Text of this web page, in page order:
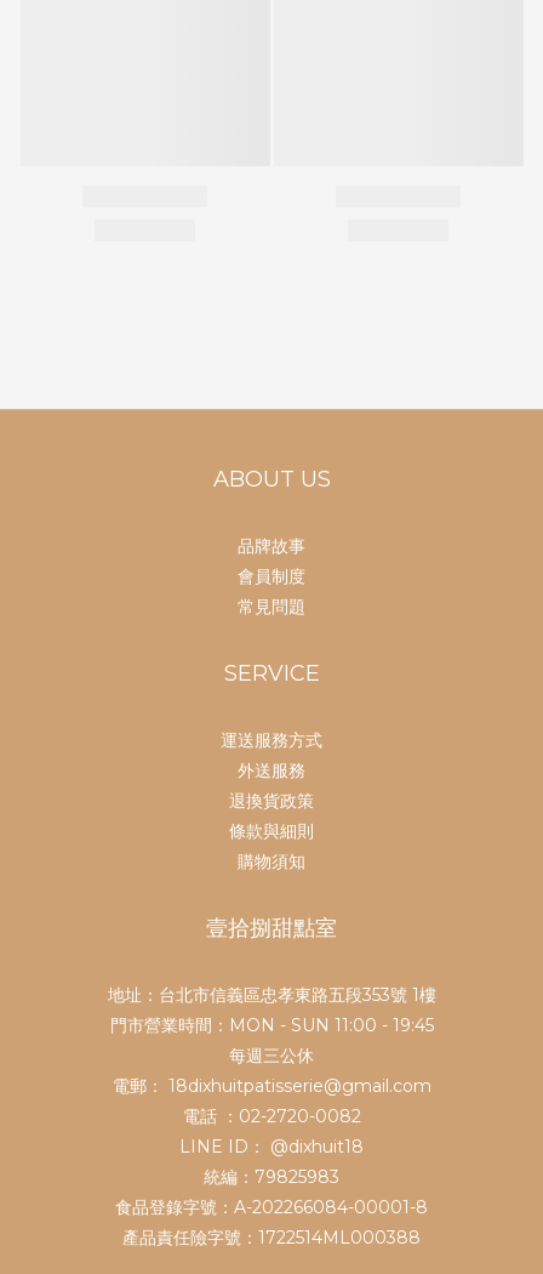
ABOUT US
品牌故事
會員制度
常見問題
SERVICE
運送服務方式
外送服務
退換貨政策
條款與細則
購物須知
壹拾捌甜點室
地址：台北市信義區忠孝東路五段353號 1樓
門市營業時間：MON - SUN 11:00 - 19:45
每週三公休
電郵： 18dixhuitpatisserie@gmail.com
電話 ：02-2720-0082
LINE ID：
@dixhuit18
統編：79825983
食品登錄字號：A-202266084-00001-8
產品責任險字號：1722514ML000388